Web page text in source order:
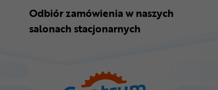
Odbiór zamówienia w naszych
salonach stacjonarnych